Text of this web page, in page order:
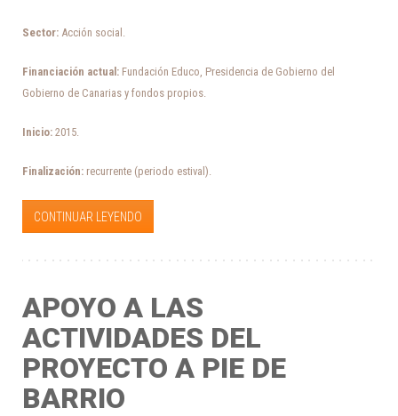
Sector: Acción social.
Financiación actual: Fundación Educo, Presidencia de Gobierno del
Gobierno de Canarias y fondos propios.
Inicio: 2015.
Finalización: recurrente (periodo estival).
CONTINUAR LEYENDO
APOYO A LAS
ACTIVIDADES DEL
PROYECTO A PIE DE
BARRIO